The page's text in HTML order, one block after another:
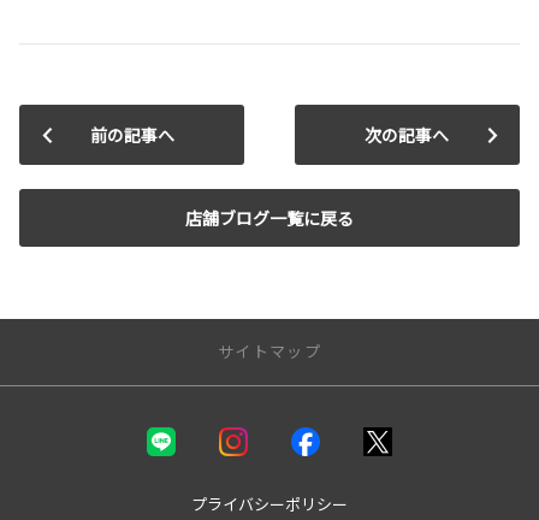
前の記事へ
店舗ブログ一覧に戻る
次の記事へ
サイトマップ
プライバシーポリシー